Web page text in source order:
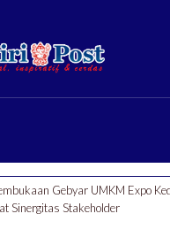
Gebyar UMKM Expo
Sinergitas Stakeholder